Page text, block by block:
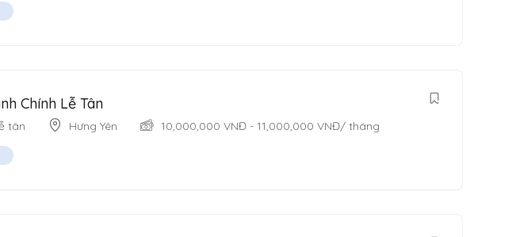
Chính Lễ Tân
tân Hưng Yên 10,000,000 VNĐ - 11,000,000 VNĐ/ tháng